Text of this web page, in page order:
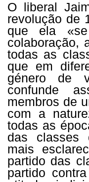
O liberal
revolução de
que ela
colaboração,
todas as
que em
género de
confunde
membros de
com a
todas as
das classes
mais
partido das
partido